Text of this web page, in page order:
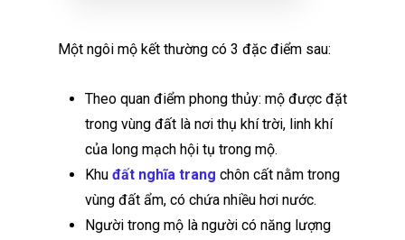
Một ngôi mộ kết thường có 3 đặc điểm sau:
Theo quan điểm phong thủy: mộ được đặt
trong vùng đất là nơi thụ khí trời, linh khí
của long mạch hội tụ trong mộ.
Khu đất nghĩa trang chôn cất nằm trong
vùng đất ẩm, có chứa nhiều hơi nước.
Người trong mộ là người có năng lượng